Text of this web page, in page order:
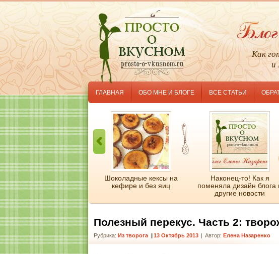
Как
и
ГЛАВНАЯ ОБО МНЕ И БЛОГЕ ВСЕ СТАТЬИ
20 минут и без выпечки
Шоколадные кексы на
кефире и без яиц
Наконец-то! Как я
поменяла дизайн блога
другие новости
Полезный перекус. Часть 2:
Рубрика: Из творога | 13 Октябрь 2013 | Автор: Елена Назаренко